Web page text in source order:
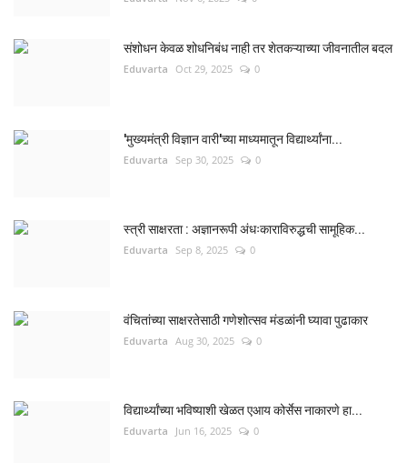
संशोधन केवळ शोधनिबंध नाही तर शेतकऱ्याच्या जीवनातील बदल
Eduvarta Oct 29, 2025 0
'मुख्यमंत्री विज्ञान वारी'च्या माध्यमातून विद्यार्थ्यांना...
Eduvarta Sep 30, 2025 0
स्त्री साक्षरता : अज्ञानरूपी अंधःकाराविरुद्धची सामूहिक...
Eduvarta Sep 8, 2025 0
वंचितांच्या साक्षरतेसाठी गणेशोत्सव मंडळांनी घ्यावा पुढाकार
Eduvarta Aug 30, 2025 0
विद्यार्थ्यांच्या भविष्याशी खेळत एआय कोर्सेस नाकारणे हा...
Eduvarta Jun 16, 2025 0